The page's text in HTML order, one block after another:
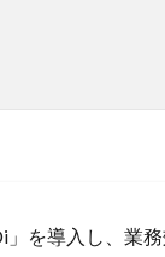
を導入し、業